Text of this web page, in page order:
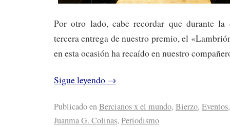
Por otro lado, cabe recordar que durante la
tercera entrega de nuestro premio, el
en esta ocasión ha recaído en nuestro
Sigue leyendo →
Publicado enBercianos x el mundo, Bierzo, Eventos,
Juanma G. Colinas, Periodismo